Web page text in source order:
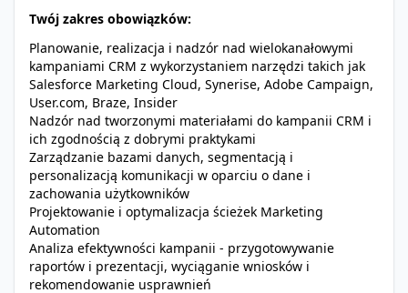
Twój zakres obowiązków:
Planowanie, realizacja i nadzór nad wielokanałowymi
kampaniami CRM z wykorzystaniem narzędzi takich jak
Salesforce Marketing Cloud, Synerise, Adobe Campaign,
User.com, Braze, Insider
Nadzór nad tworzonymi materiałami do kampanii CRM i
ich zgodnością z dobrymi praktykami
Zarządzanie bazami danych, segmentacją i
personalizacją komunikacji w oparciu o dane i
zachowania użytkowników
Projektowanie i optymalizacja ścieżek Marketing
Automation
Analiza efektywności kampanii - przygotowywanie
raportów i prezentacji, wyciąganie wniosków i
rekomendowanie usprawnień